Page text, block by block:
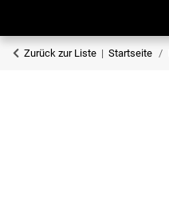
Zurück zur Liste Startseite